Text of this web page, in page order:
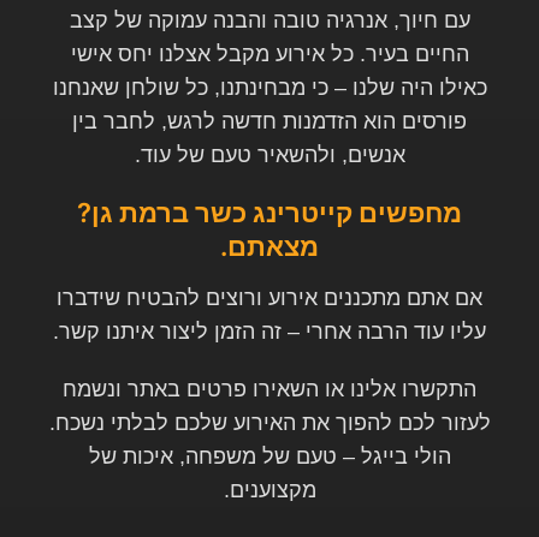
עם חיוך, אנרגיה טובה והבנה עמוקה של קצב
החיים בעיר. כל אירוע מקבל אצלנו יחס אישי
כאילו היה שלנו – כי מבחינתנו, כל שולחן שאנחנו
פורסים הוא הזדמנות חדשה לרגש, לחבר בין
אנשים, ולהשאיר טעם של עוד.
מחפשים קייטרינג כשר ברמת גן?
מצאתם.
אם אתם מתכננים אירוע ורוצים להבטיח שידברו
עליו עוד הרבה אחרי – זה הזמן ליצור איתנו קשר.
התקשרו אלינו או השאירו פרטים באתר ונשמח
לעזור לכם להפוך את האירוע שלכם לבלתי נשכח.
הולי בייגל – טעם של משפחה, איכות של
מקצוענים.